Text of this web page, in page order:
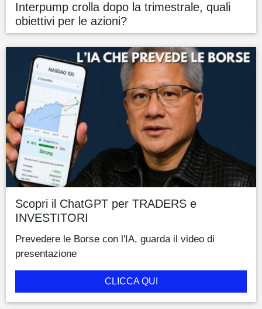
Interpump crolla dopo la trimestrale, quali
obiettivi per le azioni?
Scopri il ChatGPT per TRADERS e
INVESTITORI
Prevedere le Borse con l'IA, guarda il video di
presentazione
CLICCA QUI